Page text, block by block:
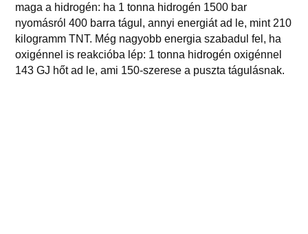
maga a hidrogén: ha 1 tonna hidrogén 1500 bar
nyomásról 400 barra tágul, annyi energiát ad le, mint 210
kilogramm TNT. Még nagyobb energia szabadul fel, ha
oxigénnel is reakcióba lép: 1 tonna hidrogén oxigénnel
143 GJ hőt ad le, ami 150-szerese a puszta tágulásnak.